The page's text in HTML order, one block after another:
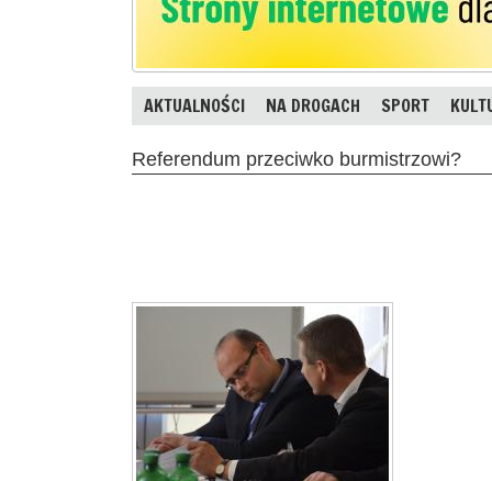
AKTUALNOŚCI NA DROGACH SPORT
Referendum przeciwko burmistrzowi?